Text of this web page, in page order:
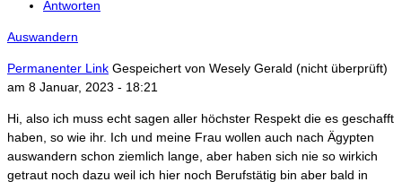
Antworten
Auswandern
Permanenter Link Gespeichert von Wesely Gerald (nicht überprüft)
am 8 Januar, 2023 - 18:21
Hi, also ich muss echt sagen aller höchster Respekt die es geschafft
haben, so wie ihr. Ich und meine Frau wollen auch nach Ägypten
auswandern schon ziemlich lange, aber haben sich nie so wirkich
getraut noch dazu weil ich hier noch Berufstätig bin aber bald in